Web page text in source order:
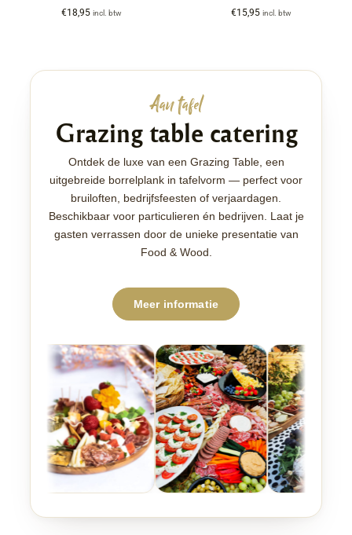
€18,95 incl. btw €15,95 incl. btw
Aan tafel
Grazing table catering
Ontdek de luxe van een Grazing Table, een
uitgebreide borrelplank in tafelvorm — perfect voor
bruiloften, bedrijfsfeesten of verjaardagen.
Beschikbaar voor particulieren én bedrijven. Laat je
gasten verrassen door de unieke presentatie van
Food & Wood.
Meer informatie